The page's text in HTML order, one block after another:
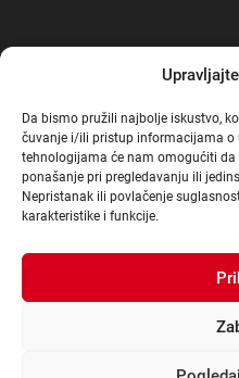
Da bismo pružili najbolje iskustvo,
čuvanje i/ili pristup informacijama o
tehnologijama će nam omogućiti
ponašanje pri pregledavanju ili
Nepristanak ili povlačenje
karakteristike i funkcije.